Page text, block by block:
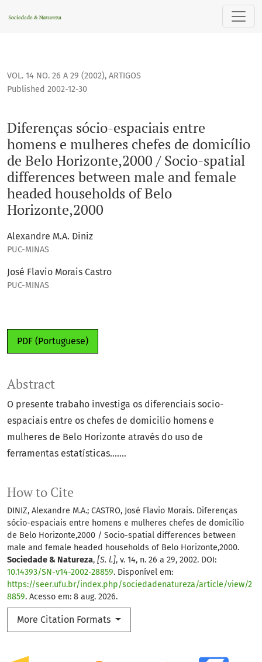
Diferenças sócio-espaciais entre homens e mulheres
VOL. 14 NO. 26 A 29 (2002), ARTIGOS
Diferenças sócio-espaciais entre
homens e mulheres chefes de domicílio
de Belo Horizonte,2000 / Socio-spatial
differences between male and female
headed households of Belo
Horizonte,2000
Published 2002-12-30
Alexandre M.A. Diniz
PUC-MINAS
José Flavio Morais Castro
PUC-MINAS
PDF (Portuguese)
How to Cite
DINIZ, Alexandre M.A.; CASTRO, José Flavio Morais. Diferenças
sócio-espaciais entre homens e mulheres chefes de domicílio
de Belo Horizonte,2000 / Socio-spatial differences between
male and female headed households of Belo Horizonte,2000.
Sociedade & Natureza, [S. l.], v. 14, n. 26 a 29, 2002. DOI:
10.14393/SN-v14-2002-28859. Disponível em:
https://seer.ufu.br/index.php/sociedadenatureza/article/view/2
8859. Acesso em: 8 aug. 2026.
More Citation Formats
Abstract
O presente trabaho investiga os diferenciais socio-
espaciais entre os chefes de domicilio homens e
mulheres de Belo Horizonte através do uso de
ferramentas estatísticas.......